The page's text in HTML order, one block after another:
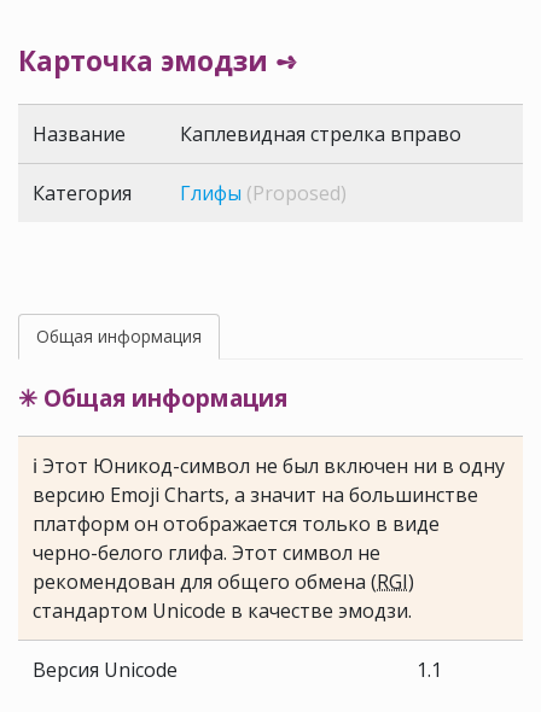
Карточка эмодзи ➺
Название Каплевидная стрелка вправо
Категория Глифы (Proposed)
Общая информация
✳ Общая информация
ℹ Этот Юникод-символ не был включен ни в одну
версию Emoji Charts, а значит на большинстве
платформ он отображается только в виде
черно-белого глифа. Этот символ не
рекомендован для общего обмена (RGI)
стандартом Unicode в качестве эмодзи.
Версия Unicode 1.1